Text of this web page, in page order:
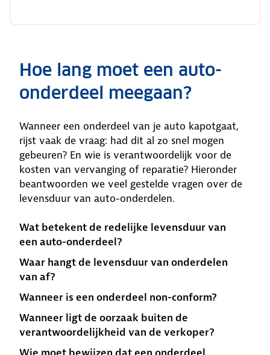
Hoe lang moet een auto-
onderdeel meegaan?
Wanneer een onderdeel van je auto kapotgaat,
rijst vaak de vraag: had dit al zo snel mogen
gebeuren? En wie is verantwoordelijk voor de
kosten van vervanging of reparatie? Hieronder
beantwoorden we veel gestelde vragen over de
levensduur van auto-onderdelen.
Wat betekent de redelijke levensduur van
een auto-onderdeel?
Waar hangt de levensduur van onderdelen
van af?
Wanneer is een onderdeel non-conform?
Wanneer ligt de oorzaak buiten de
verantwoordelijkheid van de verkoper?
Wie moet bewijzen dat een onderdeel